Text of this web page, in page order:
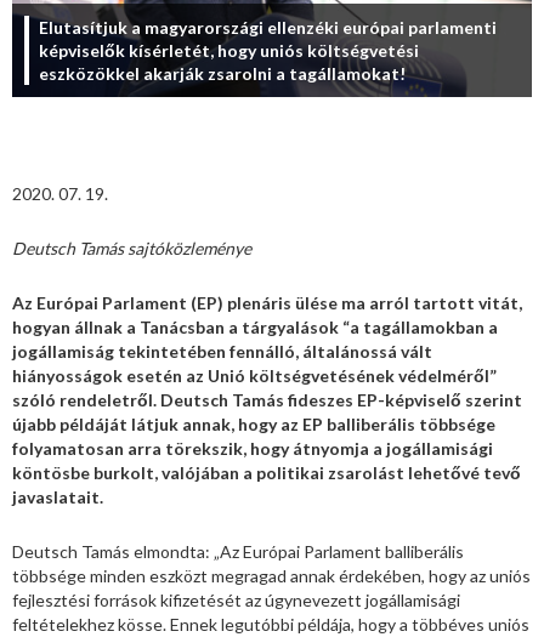
Elutasítjuk a magyarországi ellenzéki európai parlamenti
képviselők kísérletét, hogy uniós költségvetési
eszközökkel akarják zsarolni a tagállamokat!
2020. 07. 19.
Deutsch Tamás sajtóközleménye
Az Európai Parlament (EP) plenáris ülése ma arról tartott vitát,
hogyan állnak a Tanácsban a tárgyalások “a tagállamokban a
jogállamiság tekintetében fennálló, általánossá vált
hiányosságok esetén az Unió költségvetésének védelméről”
szóló rendeletről. Deutsch Tamás fideszes EP-képviselő szerint
újabb példáját látjuk annak, hogy az EP balliberális többsége
folyamatosan arra törekszik, hogy átnyomja a jogállamisági
köntösbe burkolt, valójában a politikai zsarolást lehetővé tevő
javaslatait.
Deutsch Tamás elmondta: „Az Európai Parlament balliberális
többsége minden eszközt megragad annak érdekében, hogy az uniós
fejlesztési források kifizetését az úgynevezett jogállamisági
feltételekhez kösse. Ennek legutóbbi példája, hogy a többéves uniós